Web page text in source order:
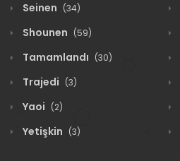
Seinen (34)
Shounen (59)
Tamamlandı (30)
Trajedi (3)
Yaoi (2)
Yetişkin (3)